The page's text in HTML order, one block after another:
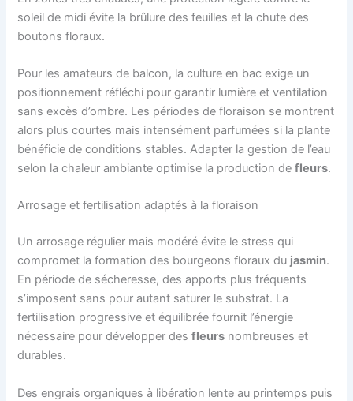
soleil de midi évite la brûlure des feuilles et la chute des
boutons floraux.
Pour les amateurs de balcon, la culture en bac exige un
positionnement réfléchi pour garantir lumière et ventilation
sans excès d’ombre. Les périodes de floraison se montrent
alors plus courtes mais intensément parfumées si la plante
bénéficie de conditions stables. Adapter la gestion de l’eau
selon la chaleur ambiante optimise la production defleurs.
Arrosage et fertilisation adaptés à la floraison
Un arrosage régulier mais modéré évite le stress qui
compromet la formation des bourgeons floraux du jasmin.
En période de sécheresse, des apports plus fréquents
s’imposent sans pour autant saturer le substrat. La
fertilisation progressive et équilibrée fournit l’énergie
nécessaire pour développer desfleurs nombreuses et
durables.
Des engrais organiques à libération lente au printemps puis